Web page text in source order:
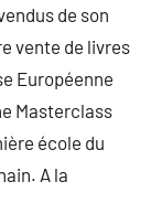
de son
vente de livres
Européenne
Masterclass
école du
A la